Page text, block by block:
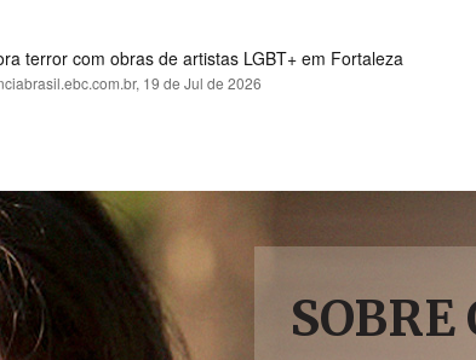
terror com obras de artistas LGBT+ em Fortaleza
19 de Jul de 2026
SOBRE